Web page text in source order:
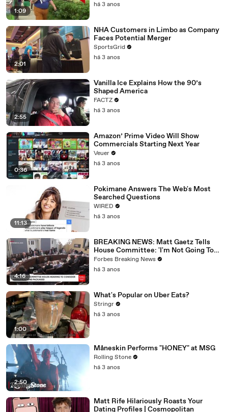
1:09
há 3 anos
2:01
NHA Customers in Limbo as Company
Faces Potential Merger
SportsGrid
há 3 anos
2:55
Vanilla Ice Explains How the 90’s
Shaped America
FACTZ
há 3 anos
0:36
Amazon’ Prime Video Will Show
Commercials Starting Next Year
Veuer
há 3 anos
11:13
Pokimane Answers The Web's Most
Searched Questions
WIRED
há 3 anos
4:16
BREAKING NEWS: Matt Gaetz Tells
House Committee: 'I'm Not Going To
Vote For A Continuing Resolution'
Forbes Breaking News
há 3 anos
1:00
What's Popular on Uber Eats?
Stringr
há 3 anos
2:50
Måneskin Performs "HONEY" at MSG
Rolling Stone
há 3 anos
Matt Rife Hilariously Roasts Your
Dating Profiles | Cosmopolitan